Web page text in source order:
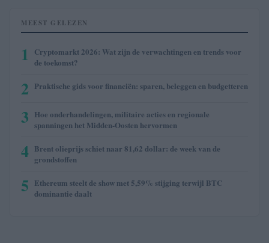
MEEST GELEZEN
1
Cryptomarkt 2026: Wat zijn de verwachtingen en trends voor
de toekomst?
2 Praktische gids voor financiën: sparen, beleggen en budgetteren
3 Hoe onderhandelingen, militaire acties en regionale
spanningen het Midden-Oosten hervormen
4 Brent olieprijs schiet naar 81,62 dollar: de week van de
grondstoffen
5 Ethereum steelt de show met 5,59% stijging terwijl BTC
dominantie daalt